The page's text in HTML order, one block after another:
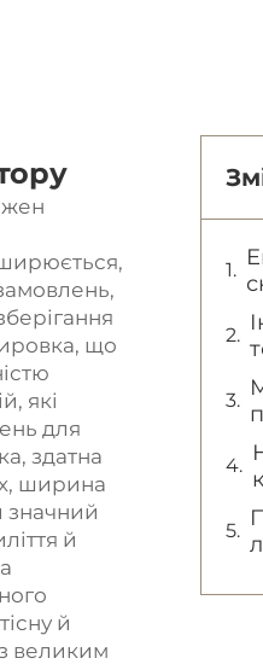
що
які
для
здатна
ширина
значний
й
й
великим